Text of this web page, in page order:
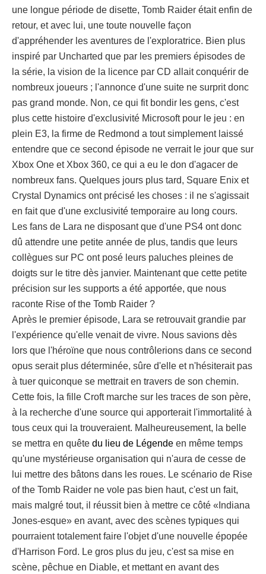
une longue période de disette, Tomb Raider était enfin de
retour, et avec lui, une toute nouvelle façon
d'appréhender les aventures de l'exploratrice. Bien plus
inspiré par Uncharted que par les premiers épisodes de
la série, la vision de la licence par CD allait conquérir de
nombreux joueurs ; l'annonce d'une suite ne surprit donc
pas grand monde. Non, ce qui fit bondir les gens, c'est
plus cette histoire d'exclusivité Microsoft pour le jeu : en
plein E3, la firme de Redmond a tout simplement laissé
entendre que ce second épisode ne verrait le jour que sur
Xbox One et Xbox 360, ce qui a eu le don d'agacer de
nombreux fans. Quelques jours plus tard, Square Enix et
Crystal Dynamics ont précisé les choses : il ne s'agissait
en fait que d'une exclusivité temporaire au long cours.
Les fans de Lara ne disposant que d'une PS4 ont donc
dû attendre une petite année de plus, tandis que leurs
collègues sur PC ont posé leurs paluches pleines de
doigts sur le titre dès janvier. Maintenant que cette petite
précision sur les supports a été apportée, que nous
raconte Rise of the Tomb Raider ?
Après le premier épisode, Lara se retrouvait grandie par
l'expérience qu'elle venait de vivre. Nous savions dès
lors que l'héroïne que nous contrôlerions dans ce second
opus serait plus déterminée, sûre d'elle et n'hésiterait pas
à tuer quiconque se mettrait en travers de son chemin.
Cette fois, la fille Croft marche sur les traces de son père,
à la recherche d'une source qui apporterait l'immortalité à
tous ceux qui la trouveraient. Malheureusement, la belle
se mettra en quête du lieu de Légende en même temps
qu'une mystérieuse organisation qui n'aura de cesse de
lui mettre des bâtons dans les roues. Le scénario de Rise
of the Tomb Raider ne vole pas bien haut, c'est un fait,
mais malgré tout, il réussit bien à mettre ce côté «Indiana
Jones-esque» en avant, avec des scènes typiques qui
pourraient totalement faire l'objet d'une nouvelle épopée
d'Harrison Ford. Le gros plus du jeu, c'est sa mise en
scène, pêchue en Diable, et mettant en avant des